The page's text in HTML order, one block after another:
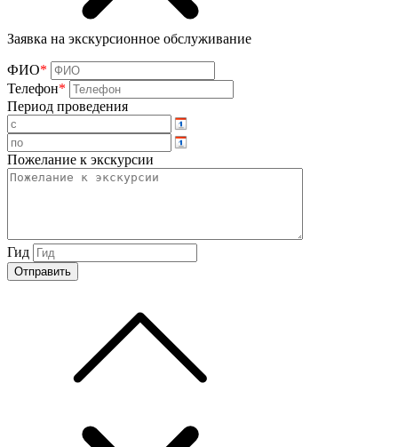
Заявка на экскурсионное обслуживание
ФИО*
Телефон*
Период проведения
Пожелание к экскурсии
Гид